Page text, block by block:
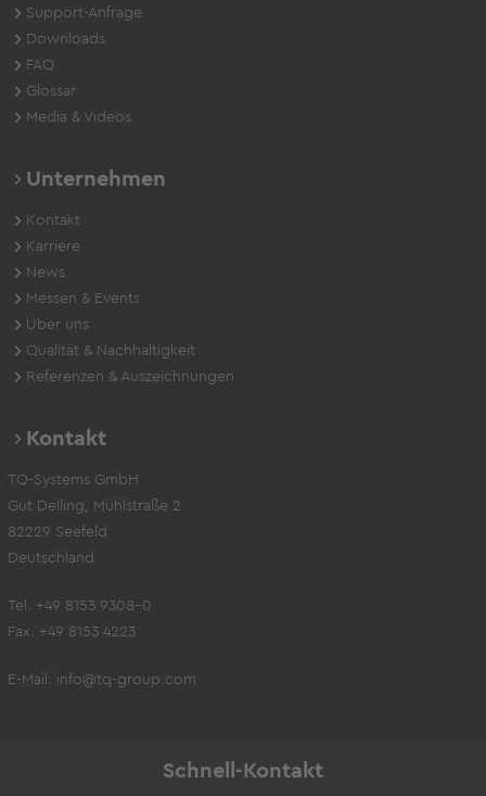
Support-Anfrage
Downloads
FAQ
Glossar
Media & Videos
Unternehmen
Kontakt
Karriere
News
Messen & Events
Über uns
Qualität & Nachhaltigkeit
Referenzen & Auszeichnungen
Kontakt
TQ-Systems GmbH
Gut Delling, Mühlstraße 2
82229 Seefeld
Deutschland
Tel. +49 8153 9308-0
Fax. +49 8153 4223
E-Mail: info@tq-group.com
Schnell-Kontakt